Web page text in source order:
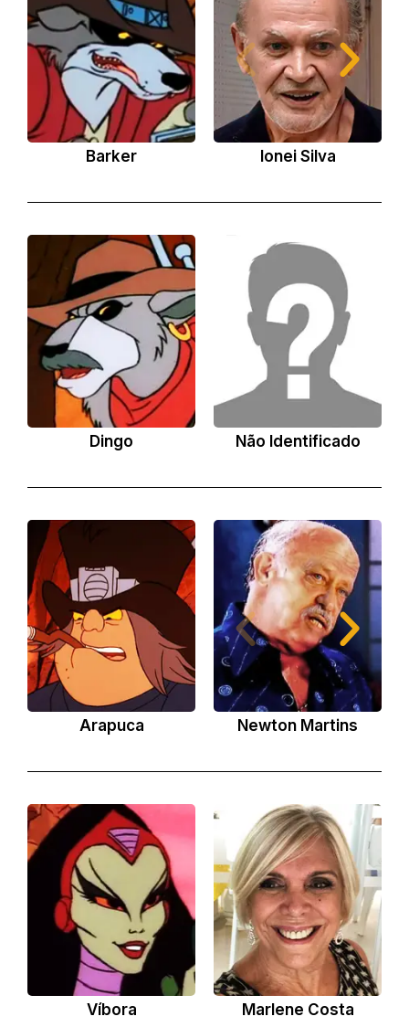
Barker Ionei Silva
Dingo Não Identificado
Arapuca Newton Martins
Víbora Marlene Costa